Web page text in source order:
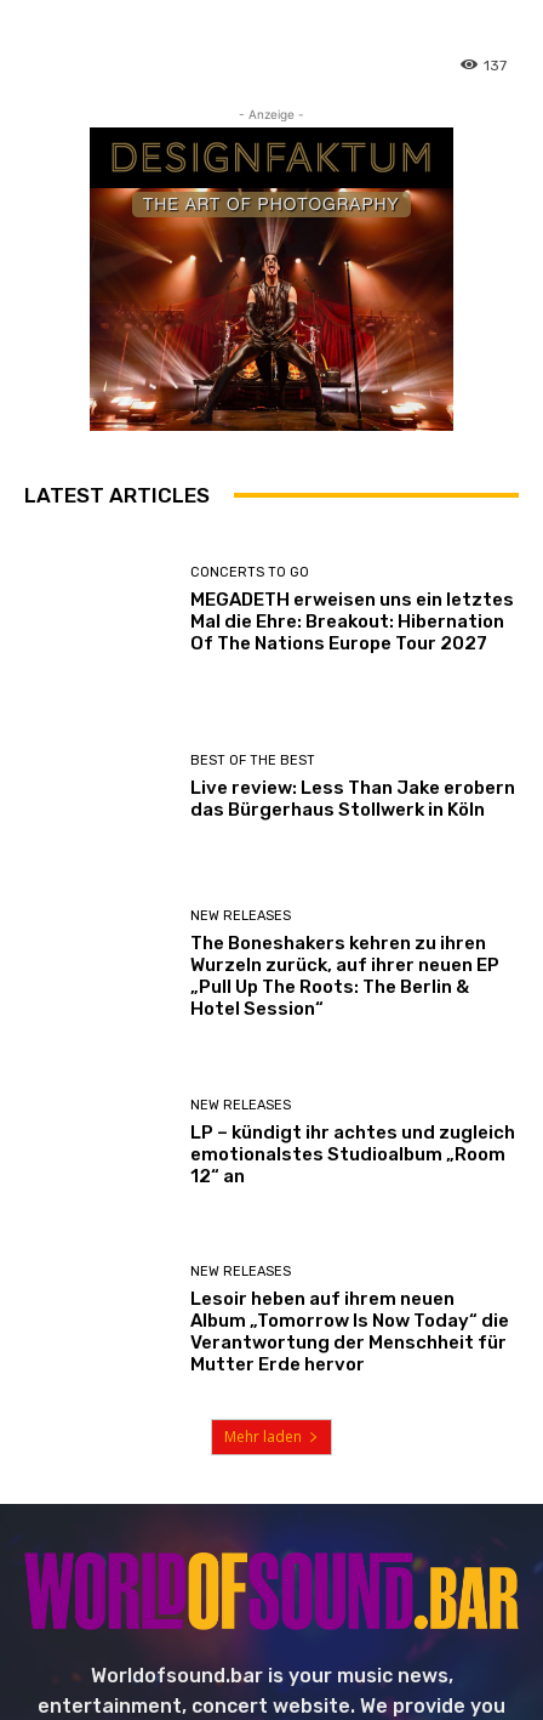
137
- Anzeige -
LATEST ARTICLES
CONCERTS TO GO
MEGADETH erweisen uns ein letztes
Mal die Ehre: Breakout: Hibernation
Of The Nations Europe Tour 2027
BEST OF THE BEST
Live review: Less Than Jake erobern
das Bürgerhaus Stollwerk in Köln
NEW RELEASES
The Boneshakers kehren zu ihren
Wurzeln zurück, auf ihrer neuen EP
„Pull Up The Roots: The Berlin &
Hotel Session“
NEW RELEASES
LP – kündigt ihr achtes und zugleich
emotionalstes Studioalbum „Room
12“ an
NEW RELEASES
Lesoir heben auf ihrem neuen
Album „Tomorrow Is Now Today“ die
Verantwortung der Menschheit für
Mutter Erde hervor
Mehr laden
Worldofsound.bar is your music news,
entertainment, concert website. We provide you